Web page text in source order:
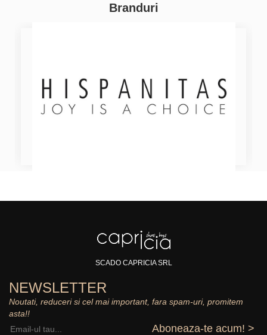
Branduri
SCADO CAPRICIA SRL
NEWSLETTER
Noutati, reduceri si cel mai important, fara spam-uri, promitem
asta!!
Aboneaza-te acum! >